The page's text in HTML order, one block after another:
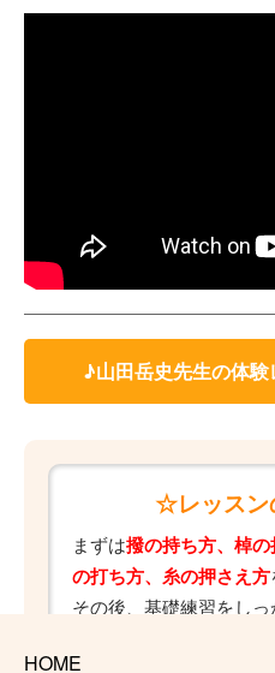
HOME
♪山田岳史先生の体
☆レッス
まずは撥の持ち方、棹
の打ち方、糸の押さえ方
その後、基礎練習をしっ